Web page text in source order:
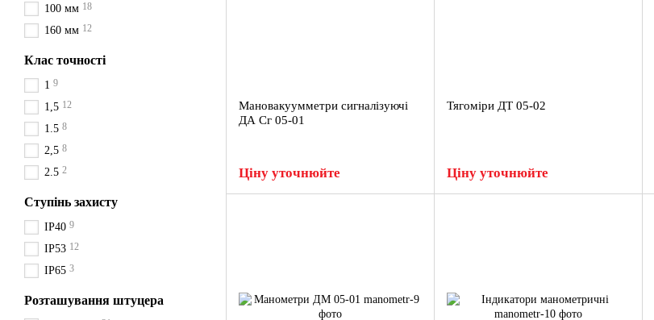
Мановакуумметри сигналізуючі
ДА Сг 05-01
Ціну уточнюйте
Тягоміри ДТ 05-02
Ціну уточнюйте
100 мм 18
160 мм 12
Клас точності
1 9
1,5 12
1.5 8
2,5 8
2.5 2
Ступінь захисту
IP40 9
IP53 12
IP65 3
Розташування штуцера